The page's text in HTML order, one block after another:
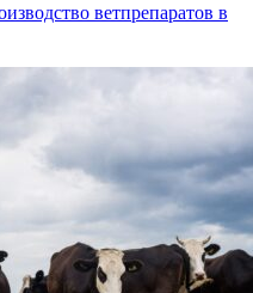
ветпрепаратов в